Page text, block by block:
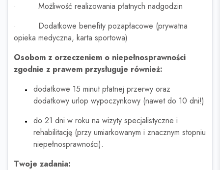
· Możliwość realizowania płatnych nadgodzin
· Dodatkowe benefity pozapłacowe (prywatna
opieka medyczna, karta sportowa)
Osobom z orzeczeniem o niepełnosprawności
zgodnie z prawem przysługuje również:
dodatkowe 15 minut płatnej przerwy oraz
dodatkowy urlop wypoczynkowy (nawet do 10 dni!)
do 21 dni w roku na wizyty specjalistyczne i
rehabilitację (przy umiarkowanym i znacznym stopniu
niepełnosprawności).
Twoje zadania: